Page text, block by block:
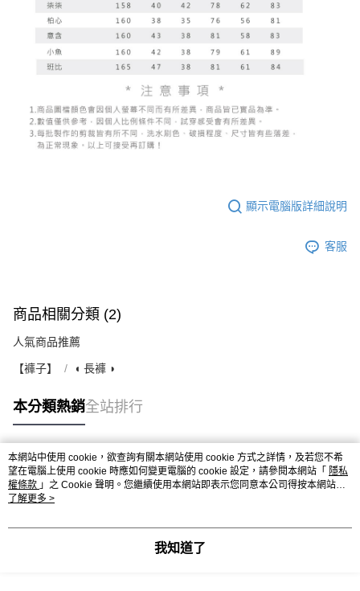
顯示電腦版詳細說明
客服
商品相關分類 (2)
人氣商品推薦
【褲子】 ◖ 長褲 ◗
本分類熱銷全站排行
熱門標籤
本網站中使用 cookie，欲查詢有關本網站使用 cookie 方式之詳情，及若您不希
望在電腦上使用 cookie 時應如何變更電腦的 cookie 設定，請參閱本網站「 隱私
權條款 」之 Cookie 聲明。您繼續使用本網站即表示您同意本公司得按本網站使
用條款之 Cookie 聲明使用 cookie。
了解更多 >
我知道了